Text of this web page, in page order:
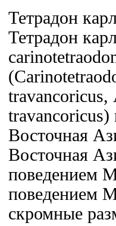
Тетрадон
Тетрадон
travancoricus,
travancoricus)
Восточная
Восточная
поведением
поведением
скромные